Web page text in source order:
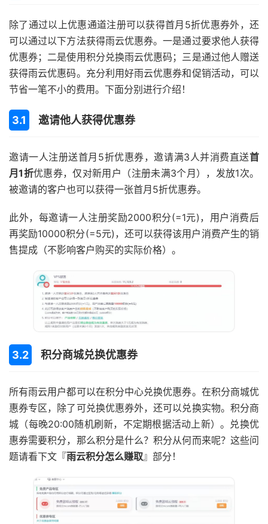
除了通过以上优惠通道注册可以获得首月5折优惠券外，还
可以通过以下方法获得雨云优惠券。一是通过要求他人获得
优惠券；二是使用积分兑换雨云优惠码；三是通过他人赠送
获得雨云优惠码。充分利用好雨云优惠券和促销活动，可以
节省一笔不小的费用。下面分别进行介绍！
邀请他人获得优惠券
邀请一人注册送首月5折优惠券，邀请满3人并消费直送首
月1折优惠券，仅对新用户（注册未满3个月），发放1次。
被邀请的客户也可以获得一张首月5折优惠券。
此外，每邀请一人注册奖励2000积分(=1元)，用户消费后
再奖励10000积分(=5元)，还可以获得该用户消费产生的销
售提成（不影响客户购买的实际价格）。
积分商城兑换优惠券
所有雨云用户都可以在积分中心兑换优惠券。在积分商城优
惠券专区，除了可兑换优惠券外，还可以兑换实物。积分商
城（每晚20:00随机刷新，不定期根据活动上新）。兑换优
惠券需要积分，那么积分是什么？积分从何而来呢？这些问
题请看下文『雨云积分怎么赚取』部分！